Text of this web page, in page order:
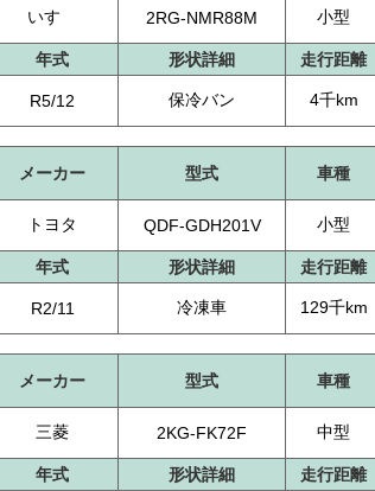
いすゞ 2RG-NMR88M 小型
年式 形状詳細 走行距離
R5/12 保冷バン 4千km
メーカー 型式 車種
トヨタ QDF-GDH201V 小型
年式 形状詳細 走行距離
R2/11 冷凍車 129千km
メーカー 型式 車種
三菱 2KG-FK72F 中型
年式 形状詳細 走行距離